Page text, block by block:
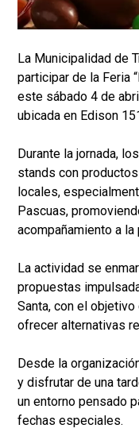
La Municipalidad de
participar de la Feria
este sábado 4 de
ubicada en Edison
Durante la jornada,
stands con
locales,
Pascuas,
acompañamiento a
La actividad se
propuestas
Santa, con el
ofrecer alternativas
Desde la
y disfrutar de una
un entorno pensado
fechas especiales.